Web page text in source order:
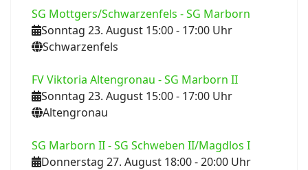
SG Mottgers/Schwarzenfels - SG Marborn
Sonntag 23. August 15:00- 17:00 Uhr
Schwarzenfels
FV Viktoria Altengronau - SG Marborn II
Sonntag 23. August 15:00- 17:00 Uhr
Altengronau
SG Marborn II - SG Schweben II/Magdlos I
Donnerstag 27. August 18:00- 20:00 Uhr